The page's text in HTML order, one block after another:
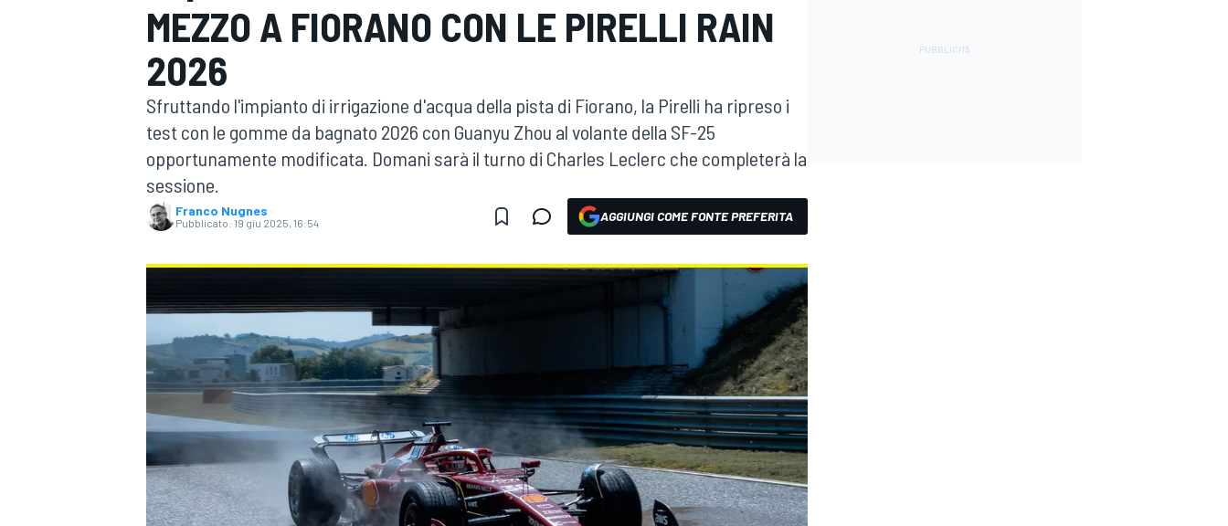
MOTOGP WEC
WRC
MEZZO A FIORANO CON LE PIRELLI RAIN
2026
Sfruttando l'impianto di irrigazione d'acqua della pista di Fiorano, la Pirelli ha ripreso i
test con le gomme da bagnato 2026 con Guanyu Zhou al volante della SF-25
opportunamente modificata. Domani sarà il turno di Charles Leclerc che completerà la
sessione.
Franco Nugnes
Pubblicato: 19 giu 2025, 16:54 AGGIUNGI COME FONTE PREFERITA